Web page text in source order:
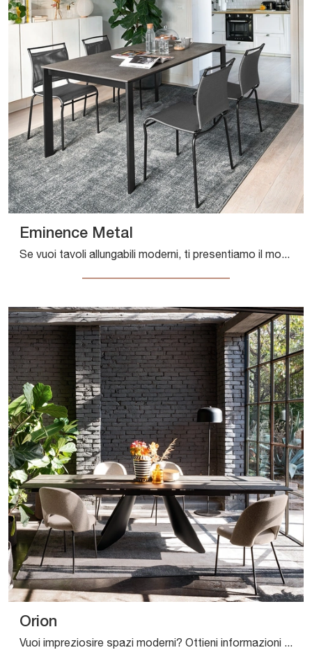
Eminence Metal
Se vuoi tavoli allungabili moderni, ti presentiamo il modello da cucina in melaminico Eminence Metal della marca Connubia.
Orion
Vuoi impreziosire spazi moderni? Ottieni informazioni sui tavoli moderni allungabili: il modello da pranzo Orion ti sta aspettando.